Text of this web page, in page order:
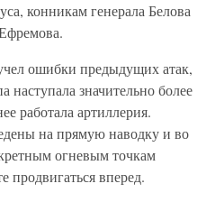
конникам генерала Белова
ошибки предыдущих атак,
наступала значительно более
работала артиллерия.
на прямую наводку и во
огневым точкам
продвигаться вперед.